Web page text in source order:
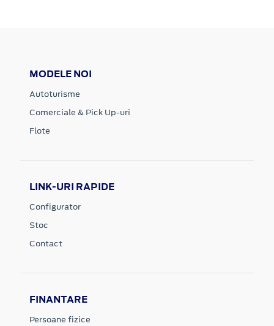
MODELE NOI
Autoturisme
Comerciale & Pick Up-uri
Flote
LINK-URI RAPIDE
Configurator
Stoc
Contact
FINANTARE
Persoane fizice